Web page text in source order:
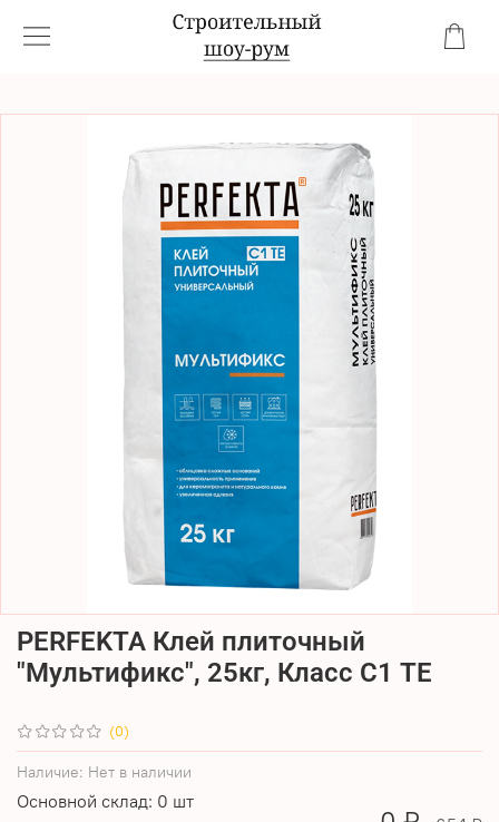
(0)
Наличие: Нет в наличии
Основной склад: 0 шт
PERFEKTA Клей плиточный
"Мультификс", 25кг, Класс С1 ТЕ